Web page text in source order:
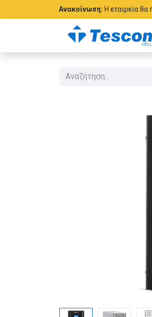
Ανακοίνωση: Η εταιρεία